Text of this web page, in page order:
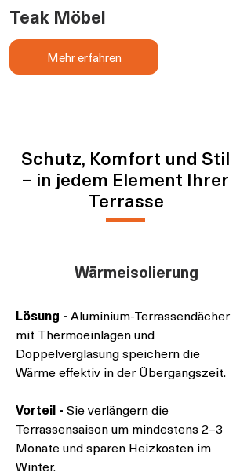
Teak Möbel
Mehr erfahren
Schutz, Komfort und Stil
– in jedem Element Ihrer
Terrasse
Wärmeisolierung
Lösung - Aluminium-Terrassendächer
mit Thermoeinlagen und
Doppelverglasung speichern die
Wärme effektiv in der Übergangszeit.
Vorteil - Sie verlängern die
Terrassensaison um mindestens 2–3
Monate und sparen Heizkosten im
Winter.